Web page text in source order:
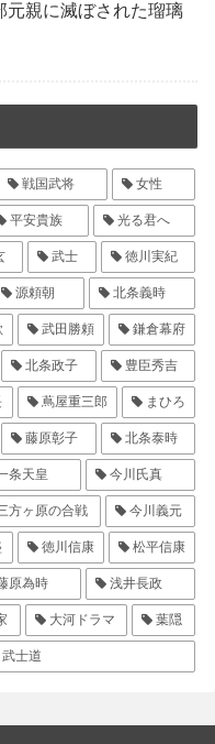
元親に滅ぼされた瑠璃
戦国武将 女性
平安貴族 光る君へ
武士 徳川実紀
源頼朝 北条義時
武田勝頼 鎌倉幕府
北条政子 豊臣秀吉
蔦屋重三郎 まひろ
藤原彰子 北条泰時
条天皇 今川氏真
方ヶ原の合戦 今川義元
徳川信康 松平信康
原為時 浅井長政
大河ドラマ 葉隠
武士道